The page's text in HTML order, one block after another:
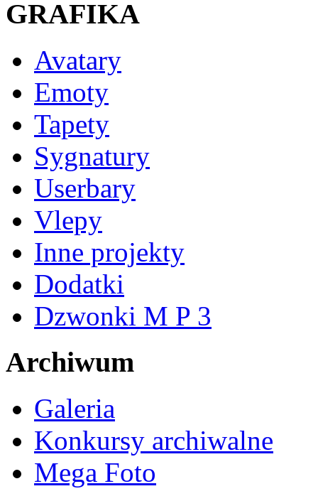
GRAFIKA
Avatary
Emoty
Tapety
Sygnatury
Userbary
Vlepy
Inne projekty
Dodatki
Dzwonki M P 3
Archiwum
Galeria
Konkursy archiwalne
Mega Foto